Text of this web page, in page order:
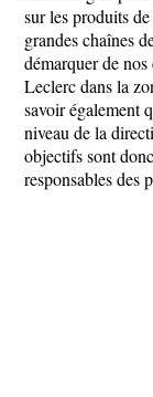
sur les produits
grandes chaînes
démarquer de
Leclerc dans la
savoir également
niveau de la
objectifs sont
responsables des